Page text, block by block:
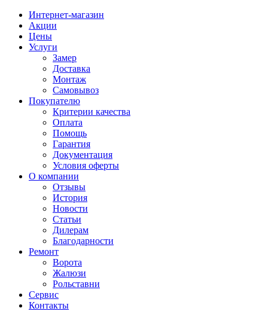
Интернет-магазин
Акции
Цены
Услуги
Замер
Доставка
Монтаж
Самовывоз
Покупателю
Критерии качества
Оплата
Помощь
Гарантия
Документация
Условия оферты
О компании
Отзывы
История
Новости
Статьи
Дилерам
Благодарности
Ремонт
Ворота
Жалюзи
Рольставни
Сервис
Контакты